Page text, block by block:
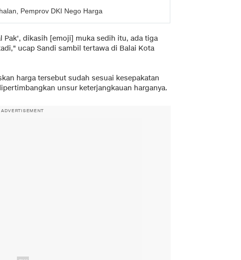
Pemprov DKI Nego Harga
Pak', dikasih [emoji] muka sedih itu, ada tiga
ucap Sandi sambil tertawa di Balai Kota
harga tersebut sudah sesuai kesepakatan
unsur keterjangkauan harganya.
ADVERTISEMENT